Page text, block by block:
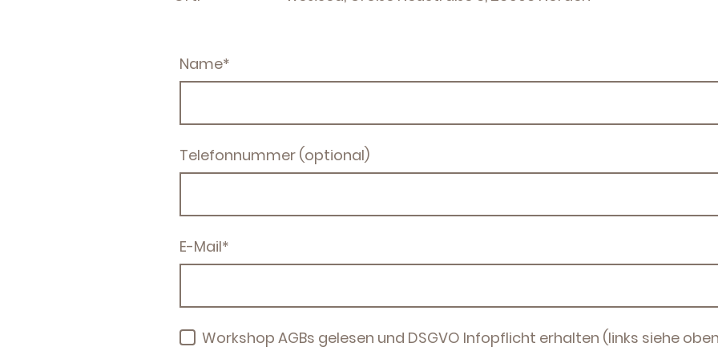
Name*
Telefonnummer (optional)
E-Mail*
Workshop AGBs gelesen und DSGVO Infopflicht erhalten (links siehe